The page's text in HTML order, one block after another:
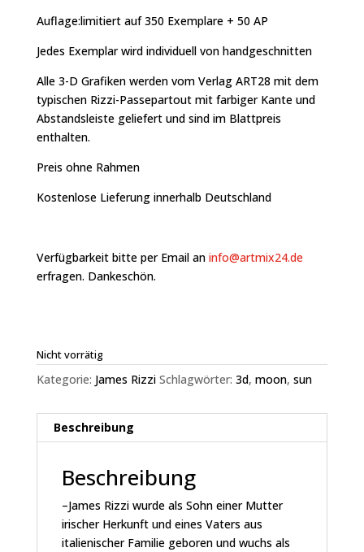
Auflage:limitiert auf 350 Exemplare + 50 AP
Jedes Exemplar wird individuell von handgeschnitten
Alle 3-D Grafiken werden vom Verlag ART28 mit dem
typischen Rizzi-Passepartout mit farbiger Kante und
Abstandsleiste geliefert und sind im Blattpreis
enthalten.
Preis ohne Rahmen
Kostenlose Lieferung innerhalb Deutschland
Verfügbarkeit bitte per Email an info@artmix24.de
erfragen. Dankeschön.
Nicht vorrätig
Kategorie: James Rizzi Schlagwörter: 3d, moon, sun
Beschreibung
Beschreibung
–James Rizzi wurde als Sohn einer Mutter
irischer Herkunft und eines Vaters aus
italienischer Familie geboren und wuchs als